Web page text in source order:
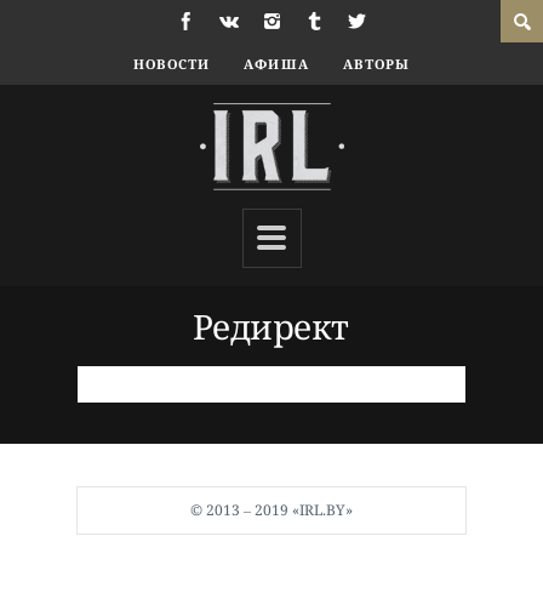
НОВОСТИ АФИША АВТОРЫ
Редирект
© 2013 ‒ 2019 «IRL.BY»